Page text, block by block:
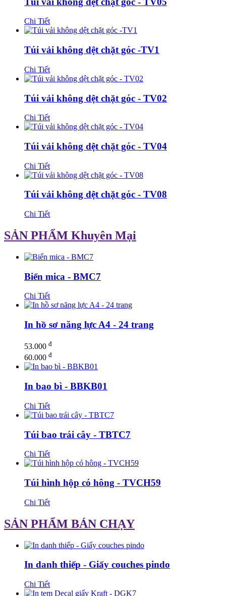
Chi Tiết
Túi vải không dệt chặt góc -TV1
Chi Tiết
Túi vải không dệt chặt góc - TV02
Chi Tiết
Túi vải không dệt chặt góc - TV04
Chi Tiết
Túi vải không dệt chặt góc - TV08
Chi Tiết
SẢN PHẨM Khuyên Mại
Biển mica - BMC7
Chi Tiết
In hồ sơ năng lực A4 - 24 trang
53.000 đ
60.000 đ
In bao bì - BBKB01
Chi Tiết
Túi bao trái cây - TBTC7
Chi Tiết
Túi hình hộp có hông - TVCH59
Chi Tiết
SẢN PHẨM BÁN CHẠY
In danh thiếp - Giấy couches pindo
Chi Tiết